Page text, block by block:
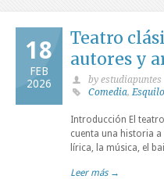
18
FEB
2026
Teatro
autores y
by estudiapuntes
Comedia,Esquilo
Introducción El
cuenta una historia a
lírica, la música, el
Leer más →